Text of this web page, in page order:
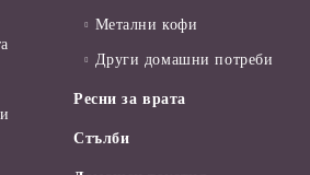
Метални кофи
Други домашни потреби
Ресни за врата
Стълби